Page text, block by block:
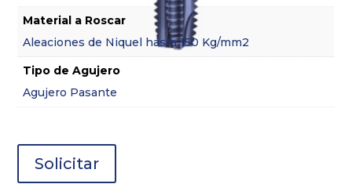
Material a Roscar
Aleaciones de Niquel hasta 150 Kg/mm2
Tipo de Agujero
Agujero Pasante
Solicitar